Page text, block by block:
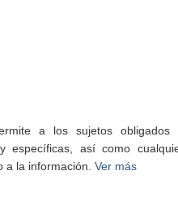
a los sujetos obligados
específicas, así como
a la información. Ver más